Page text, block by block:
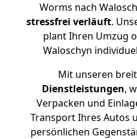
Worms nach
stressfrei verläuft.
plant Ihren Umzug
Waloschyn
Mit unseren
Dienstleistungen,
Verpacken und
Transport Ihres Autos
persönlichen